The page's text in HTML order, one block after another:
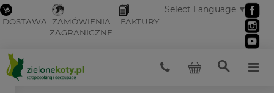
DOSTAWA ZAMÓWIENIA
ZAGRANICZNE
FAKTURY
Select Language ▼